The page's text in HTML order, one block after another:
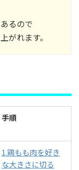
るので
がれます。
手順
1.鶏もも肉を好き
な大きさに切る